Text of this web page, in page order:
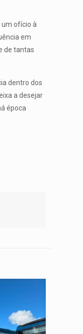
um ofício à
em
de tantas
dentro dos
a desejar
época